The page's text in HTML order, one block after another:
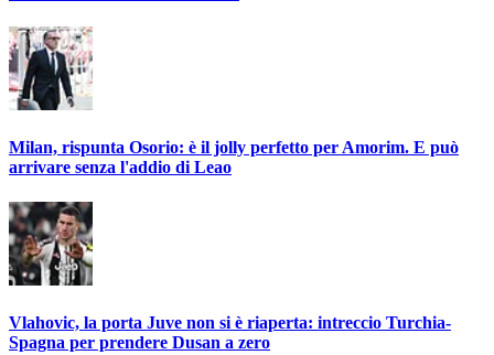
Milan, rispunta Osorio: è il jolly perfetto per Amorim. E può
arrivare senza l'addio di Leao
Vlahovic, la porta Juve non si è riaperta: intreccio Turchia-
Spagna per prendere Dusan a zero